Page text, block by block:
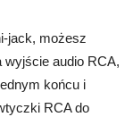
jack, możesz
audio RCA,
końcu i
RCA do